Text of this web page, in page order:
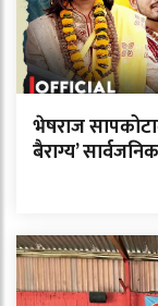
भेषराज
बैराग्य’ सार्वजनिक